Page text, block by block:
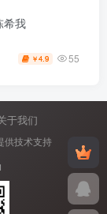
希我
￥4.9 55
于我们
供技术支持